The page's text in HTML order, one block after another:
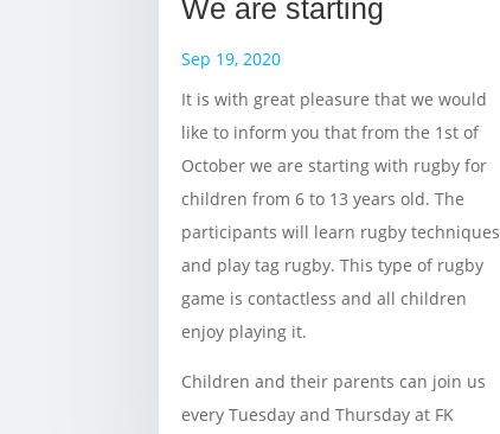
We are starting
Sep 19, 2020
It is with great pleasure that we would
like to inform you that from the 1st of
October we are starting with rugby for
children from 6 to 13 years old. The
participants will learn rugby techniques
and play tag rugby. This type of rugby
game is contactless and all children
enjoy playing it.
Children and their parents can join us
every Tuesday and Thursday at FK